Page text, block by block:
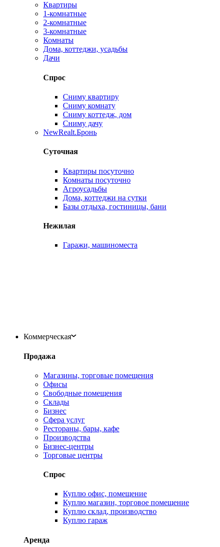
Квартиры
1-комнатные
2-комнатные
3-комнатные
Комнаты
Дома, коттеджи, усадьбы
Дачи
Спрос
Сниму квартиру
Сниму комнату
Сниму коттедж, дом
Сниму дачу
NewRealt.Бронь
Суточная
Квартиры посуточно
Комнаты посуточно
Агроусадьбы
Дома, коттеджи на сутки
Базы отдыха, гостиницы, бани
Нежилая
Гаражи, машиноместа
Коммерческая
Продажа
Магазины, торговые помещения
Офисы
Свободные помещения
Склады
Бизнес
Сфера услуг
Рестораны, бары, кафе
Производства
Бизнес-центры
Торговые центры
Спрос
Куплю офис, помещение
Куплю магазин, торговое помещение
Куплю склад, производство
Куплю гараж
Аренда